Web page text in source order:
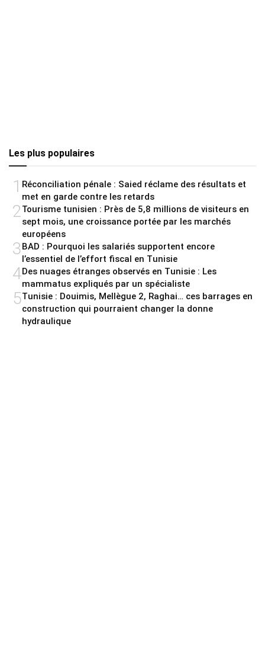
Les plus populaires
1 Réconciliation pénale : Saied réclame des résultats et
met en garde contre les retards
2Tourisme tunisien : Près de 5,8 millions de visiteurs en
sept mois, une croissance portée par les marchés
européens
3 BAD : Pourquoi les salariés supportent encore
l’essentiel de l’effort fiscal en Tunisie
4Des nuages étranges observés en Tunisie : Les
mammatus expliqués par un spécialiste
5Tunisie : Douimis, Mellègue 2, Raghai… ces barrages en
construction qui pourraient changer la donne
hydraulique